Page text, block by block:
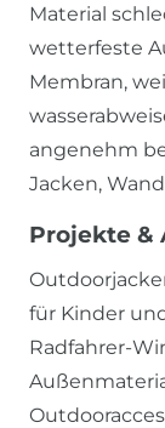
Material
wetterfeste
Membran,
angenehm
Jacken,
Projekte &
für Kinder
Radfahrer-